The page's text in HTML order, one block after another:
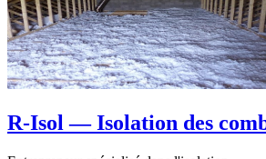
R-Isol — Isolation des